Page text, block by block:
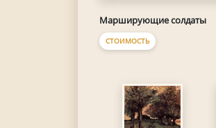
Марширующие солдаты
СТОИМОСТЬ